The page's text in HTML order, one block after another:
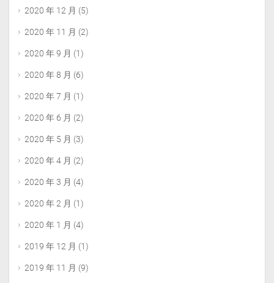
2020 年 12 月 (5)
2020 年 11 月 (2)
2020 年 9 月 (1)
2020 年 8 月 (6)
2020 年 7 月 (1)
2020 年 6 月 (2)
2020 年 5 月 (3)
2020 年 4 月 (2)
2020 年 3 月 (4)
2020 年 2 月 (1)
2020 年 1 月 (4)
2019 年 12 月 (1)
2019 年 11 月 (9)